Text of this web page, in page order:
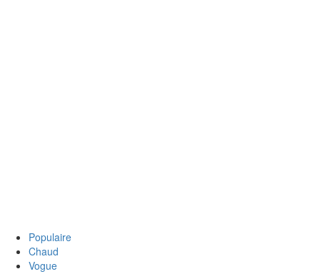
Populaire
Chaud
Vogue